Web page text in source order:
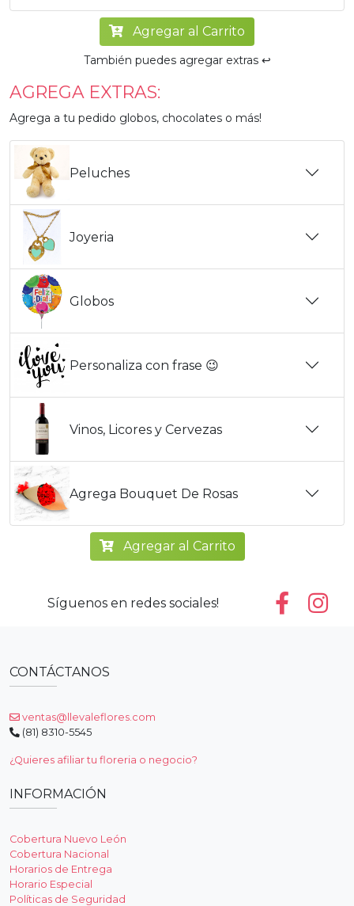
Agregar al Carrito
También puedes agregar extras ↩️
AGREGA EXTRAS:
Agrega a tu pedido globos, chocolates o más!
Peluches
Joyeria
Globos
Personaliza con frase 😉
Vinos, Licores y Cervezas
Agrega Bouquet De Rosas
Agregar al Carrito
Síguenos en redes sociales!
CONTÁCTANOS
ventas@llevaleflores.com
(81) 8310-5545
¿Quieres afiliar tu floreria o negocio?
INFORMACIÓN
Cobertura Nuevo León
Cobertura Nacional
Horarios de Entrega
Horario Especial
Políticas de Seguridad